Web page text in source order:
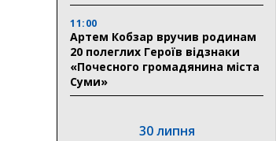
11:00
Артем Кобзар вручив родинам
20 полеглих Героїв відзнаки
«Почесного громадянина міста
Суми»
30 липня